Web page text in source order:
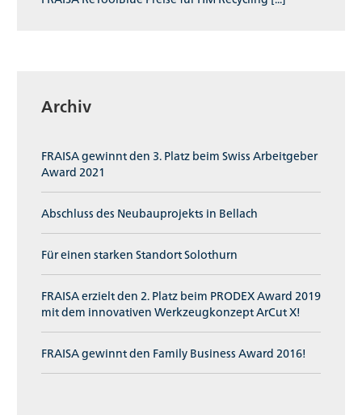
Archiv
FRAISA gewinnt den 3. Platz beim Swiss Arbeitgeber
Award 2021
Abschluss des Neubauprojekts in Bellach
Für einen starken Standort Solothurn
FRAISA erzielt den 2. Platz beim PRODEX Award 2019
mit dem innovativen Werkzeugkonzept ArCut X!
FRAISA gewinnt den Family Business Award 2016!